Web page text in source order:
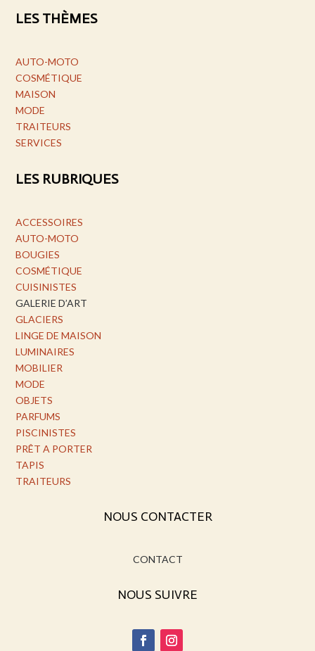
LES THÈMES
AUTO-MOTO
COSMÉTIQUE
MAISON
MODE
TRAITEURS
SERVICES
LES RUBRIQUES
ACCESSOIRES
AUTO-MOTO
BOUGIES
COSMÉTIQUE
CUISINISTES
GALERIE D’ART
GLACIERS
LINGE DE MAISON
LUMINAIRES
MOBILIER
MODE
OBJETS
PARFUMS
PISCINISTES
PRÊT A PORTER
TAPIS
TRAITEURS
NOUS CONTACTER
CONTACT
NOUS SUIVRE